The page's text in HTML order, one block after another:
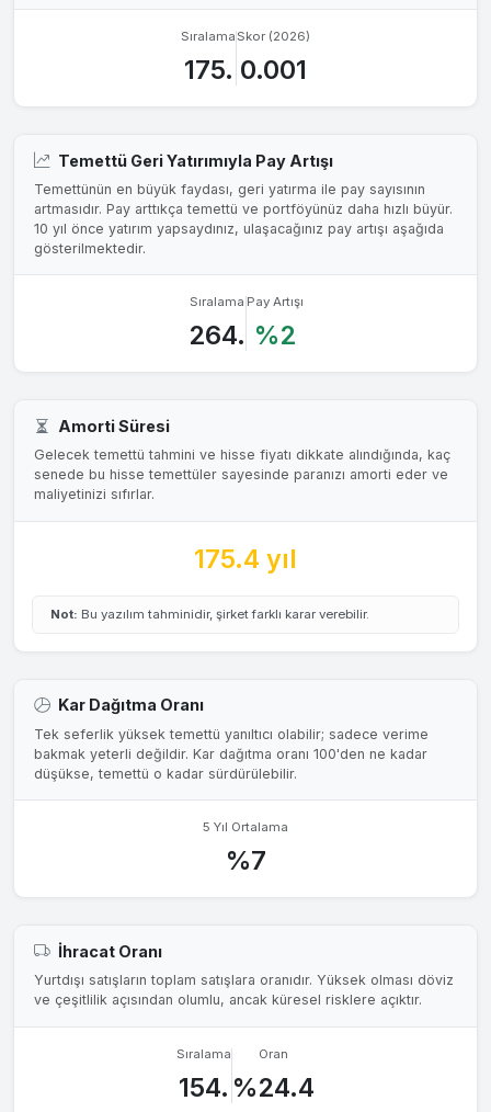
Sıralama
175.
Skor (2026)
0.001
Temettü Geri Yatırımıyla Pay Artışı
Temettünün en büyük faydası, geri yatırma ile pay sayısının
artmasıdır. Pay arttıkça temettü ve portföyünüz daha hızlı büyür.
10 yıl önce yatırım yapsaydınız, ulaşacağınız pay artışı aşağıda
gösterilmektedir.
Sıralama
264.
Pay Artışı
%2
Amorti Süresi
Gelecek temettü tahmini ve hisse fiyatı dikkate alındığında, kaç
senede bu hisse temettüler sayesinde paranızı amorti eder ve
maliyetinizi sıfırlar.
175.4 yıl
Not: Bu yazılım tahminidir, şirket farklı karar verebilir.
Kar Dağıtma Oranı
Tek seferlik yüksek temettü yanıltıcı olabilir; sadece verime
bakmak yeterli değildir. Kar dağıtma oranı 100'den ne kadar
düşükse, temettü o kadar sürdürülebilir.
5 Yıl Ortalama
%7
İhracat Oranı
Yurtdışı satışların toplam satışlara oranıdır. Yüksek olması döviz
ve çeşitlilik açısından olumlu, ancak küresel risklere açıktır.
Sıralama
154.
Oran
%24.4